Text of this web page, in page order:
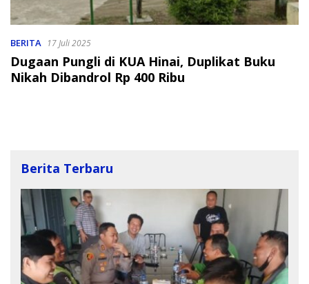
BERITA 17 Juli 2025
Dugaan Pungli di KUA Hinai, Duplikat Buku
Nikah Dibandrol Rp 400 Ribu
Berita Terbaru